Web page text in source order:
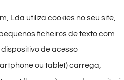
Lda utiliza cookies no seu site,
ficheiros de texto com
de acesso
ou tablet) carrega,